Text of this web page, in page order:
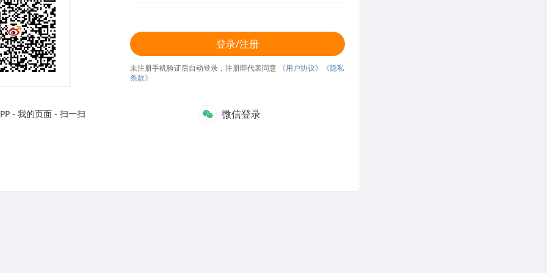
- 我的页面 - 扫一扫
登录/注册
未注册手机验证后自动登录，注册即代表同意 《用户协议》
《隐私
条款》
微信登录